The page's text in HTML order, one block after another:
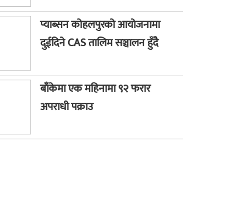
प्याब्सन कोहलपुरको आयोजनामा
दुईदिने CAS तालिम सञ्चालन हुँदै
बाँकेमा एक महिनामा ९२ फरार
अपराधी पक्राउ